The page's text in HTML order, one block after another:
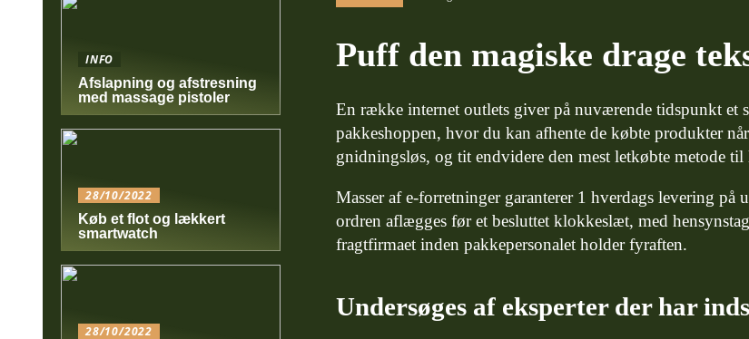
Puff den magiske drage
En række internet outlets giver på nuværende tidspunkt
pakkeshoppen, hvor du kan afhente de købte produkter
gnidningsløs, og tit endvidere den mest letkøbte metode til
Masser af e-forretninger garanterer 1 hverdags levering
ordren aflægges før et besluttet klokkeslæt, med
fragtfirmaet inden pakkepersonalet holder fyraften.
Undersøges af eksperter der har
INFO
Afslapning og afstresning
med massage pistoler
28/10/2022
Køb et flot og lækkert
smartwatch
28/10/2022